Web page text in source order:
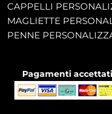
CAPPELLI
MAGLIETTE
PENNE
Pagamenti accettati